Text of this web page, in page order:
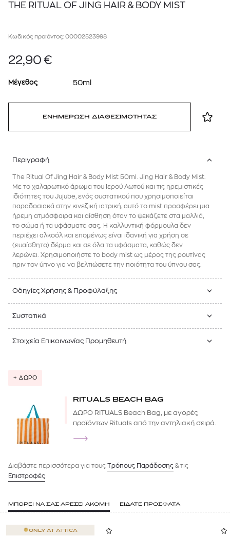
THE RITUAL OF JING HAIR & BODY MIST
Κωδικός προϊόντος: 00002523998
22,90 €
Μέγεθος 50ml
ΕΝΗΜΕΡΩΣΗ ΔΙΑΘΕΣΙΜΟΤΗΤΑΣ
Περιγραφή
The Ritual Of Jing Hair & Body Mist 50ml. Jing Hair & Body Mist.
Με το χαλαρωτικό άρωμα του Ιερού Λωτού και τις ηρεμιστικές
ιδιότητες του Jujube, ενός συστατικού που χρησιμοποιείται
παραδοσιακά στην κινεζική ιατρική, αυτό το mist προσφέρει μια
ήρεμη ατμόσφαιρα και αίσθηση όταν το ψεκάζετε στα μαλλιά,
το σώμα ή τα υφάσματα σας. Η καλλυντική φόρμουλα δεν
περιέχει αλκοόλ και επομένως είναι ιδανική για χρήση σε
(ευαίσθητο) δέρμα και σε όλα τα υφάσματα, καθώς δεν
λερώνει. Χρησιμοποιήστε το body mist ως μέρος της ρουτίνας
πριν τον ύπνο για να βελτιώσετε την ποιότητα του ύπνου σας.
Οδηγίες Χρήσης & Προφύλαξης
Συστατικά
Στοιχεία Επικοινωνίας Προμηθευτή
+ ΔΩΡΟ
RITUALS BEACH BAG
ΔΩΡΟ RITUALS Beach Bag, με αγορές
προϊόντων Rituals από την αντηλιακή σειρά.
Διαβάστε περισσότερα για τους Tρόπους Παράδοσης & τις
Επιστροφές
ΜΠΟΡΕΙ ΝΑ ΣΑΣ ΑΡΕΣΕΙ ΑΚΟΜΗ ΕΙΔΑΤΕ ΠΡΟΣΦΑΤΑ
ONLY AT ATTICA